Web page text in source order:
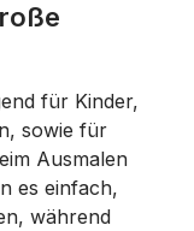
für Kinder,
sowie für
Ausmalen
es einfach,
während